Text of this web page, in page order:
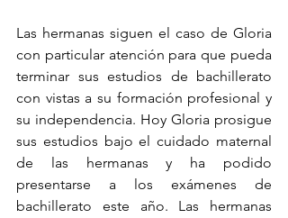
Las hermanas siguen el caso de Gloria
con particular atención para que pueda
terminar sus estudios de bachillerato
con vistas a su formación profesional y
su independencia. Hoy Gloria prosigue
sus estudios bajo el cuidado maternal
de las hermanas y ha podido
presentarse a los exámenes de
bachillerato este año. Las hermanas